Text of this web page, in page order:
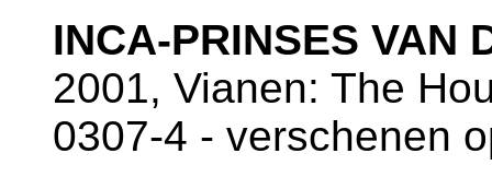
INCA-PRINSES VAN
2001, Vianen: The
0307-4 - verschenen